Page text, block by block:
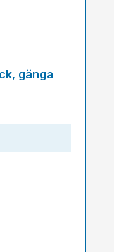
gänga